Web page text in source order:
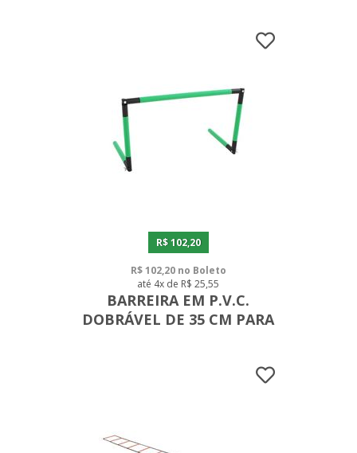
R$ 102,20
R$ 102,20 no Boleto
até 4x de R$ 25,55
BARREIRA EM P.V.C.
DOBRÁVEL DE 35 CM PARA